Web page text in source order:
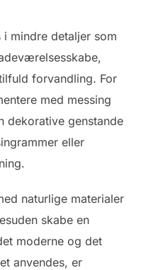
i mindre detaljer som
forvandling. For
med messing
dekorative genstande
eller
naturlige materialer
skabe en
moderne og det
anvendes, er